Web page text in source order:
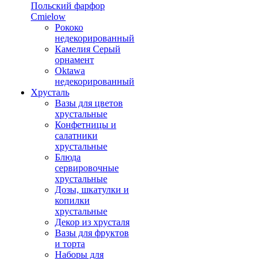
Польский фарфор
Сmielow
Рококо
недекорированный
Камелия Серый
орнамент
Oktawa
недекорированный
Хрусталь
Вазы для цветов
хрустальные
Конфетницы и
салатники
хрустальные
Блюда
сервировочные
хрустальные
Дозы, шкатулки и
копилки
хрустальные
Декор из хрусталя
Вазы для фруктов
и торта
Наборы для